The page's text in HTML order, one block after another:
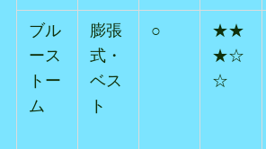
ブル
ース
トー
ム
膨張
式・
ベス
ト
○
★★
★☆
☆